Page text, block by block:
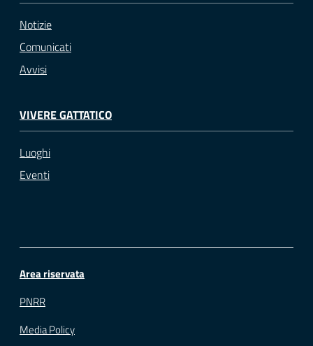
Notizie
Comunicati
Avvisi
VIVERE GATTATICO
Luoghi
Eventi
Area riservata
PNRR
Media Policy